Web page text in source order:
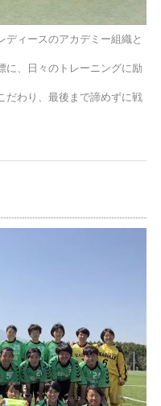
ディースのアカデミー組織と
に、日々のトレーニングに励
だわり、最後まで諦めずに戦